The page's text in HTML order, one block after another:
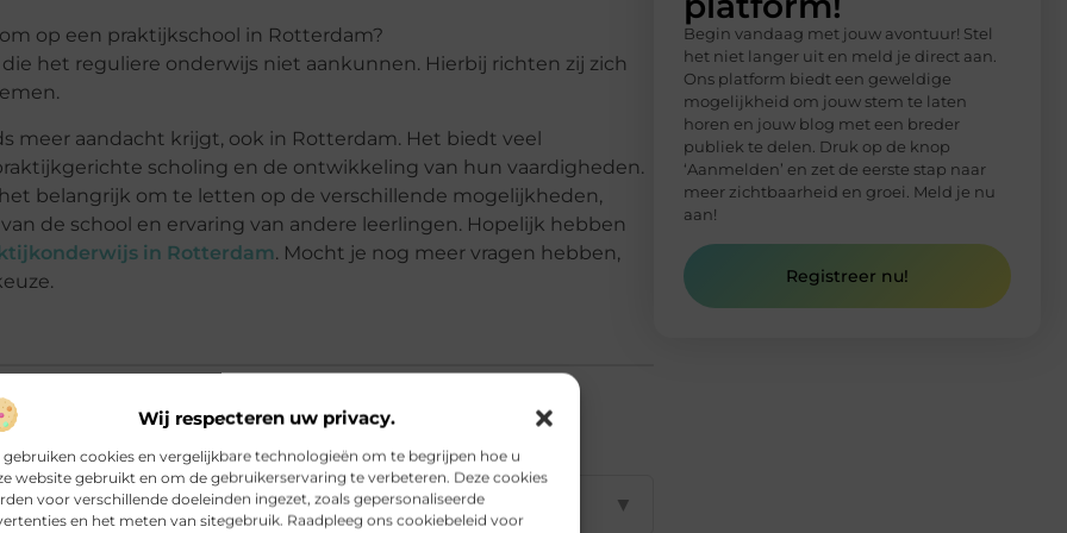
Wij respecteren uw privacy.
gebruiken cookies en vergelijkbare technologieën om te begrijpen hoe u
website gebruikt en om de gebruikerservaring te verbeteren. Deze cookies
voor verschillende doeleinden ingezet, zoals gepersonaliseerde
en het meten van sitegebruik. Raadpleeg ons cookiebeleid voor
op een praktijkschool in Rotterdam?
het reguliere onderwijs niet aankunnen. Hierbij richten zij zich
meer aandacht krijgt, ook in Rotterdam. Het biedt veel
scholing en de ontwikkeling van hun vaardigheden.
belangrijk om te letten op de verschillende mogelijkheden,
de school en ervaring van andere leerlingen. Hopelijk hebben
in Rotterdam. Mocht je nog meer vragen hebben,
en regulier onderwijs? ▼
Begin vandaag met jouw avontuur! Stel
het niet langer uit en meld je direct aan.
Ons platform biedt een geweldige
mogelijkheid om jouw stem te laten
horen en jouw blog met een breder
publiek te delen. Druk op de knop
‘Aanmelden’ en zet de eerste stap naar
meer zichtbaarheid en groei. Meld je nu
aan!
Registreer nu!